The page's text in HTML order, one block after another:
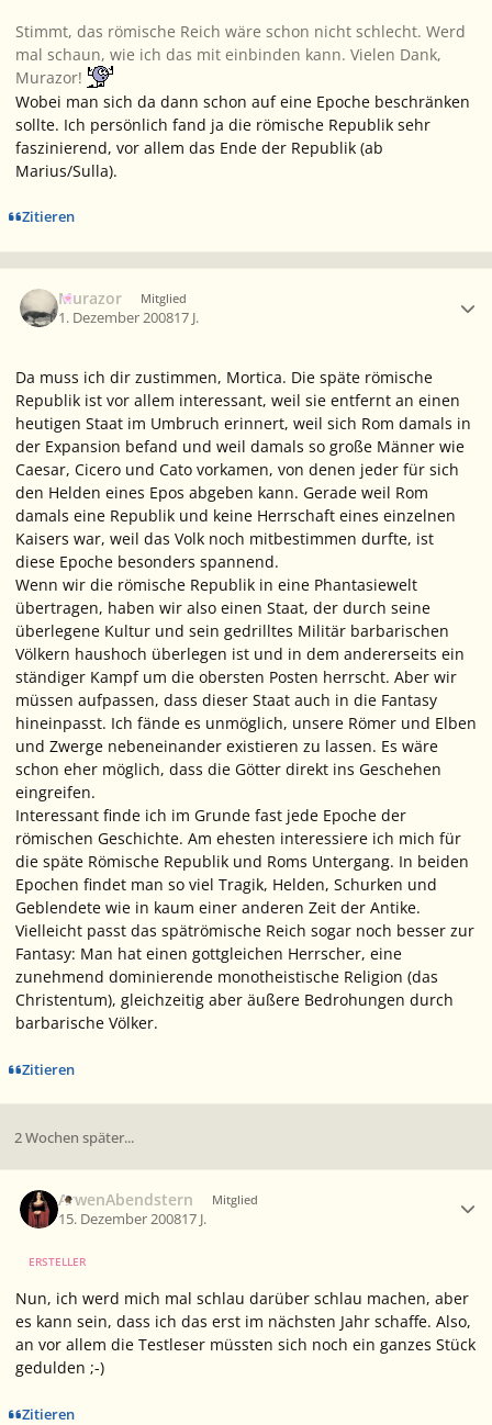
Stimmt, das römische Reich wäre schon nicht schlecht. Werd
mal schaun, wie ich das mit einbinden kann. Vielen Dank,
Murazor!
Wobei man sich da dann schon auf eine Epoche beschränken
sollte. Ich persönlich fand ja die römische Republik sehr
faszinierend, vor allem das Ende der Republik (ab
Marius/Sulla).
Zitieren
Murazor Mitglied
1. Dezember 200817 J.
Da muss ich dir zustimmen, Mortica. Die späte römische
Republik ist vor allem interessant, weil sie entfernt an einen
heutigen Staat im Umbruch erinnert, weil sich Rom damals in
der Expansion befand und weil damals so große Männer wie
Caesar, Cicero und Cato vorkamen, von denen jeder für sich
den Helden eines Epos abgeben kann. Gerade weil Rom
damals eine Republik und keine Herrschaft eines einzelnen
Kaisers war, weil das Volk noch mitbestimmen durfte, ist
diese Epoche besonders spannend.
Wenn wir die römische Republik in eine Phantasiewelt
übertragen, haben wir also einen Staat, der durch seine
überlegene Kultur und sein gedrilltes Militär barbarischen
Völkern haushoch überlegen ist und in dem andererseits ein
ständiger Kampf um die obersten Posten herrscht. Aber wir
müssen aufpassen, dass dieser Staat auch in die Fantasy
hineinpasst. Ich fände es unmöglich, unsere Römer und Elben
und Zwerge nebeneinander existieren zu lassen. Es wäre
schon eher möglich, dass die Götter direkt ins Geschehen
eingreifen.
Interessant finde ich im Grunde fast jede Epoche der
römischen Geschichte. Am ehesten interessiere ich mich für
die späte Römische Republik und Roms Untergang. In beiden
Epochen findet man so viel Tragik, Helden, Schurken und
Geblendete wie in kaum einer anderen Zeit der Antike.
Vielleicht passt das spätrömische Reich sogar noch besser zur
Fantasy: Man hat einen gottgleichen Herrscher, eine
zunehmend dominierende monotheistische Religion (das
Christentum), gleichzeitig aber äußere Bedrohungen durch
barbarische Völker.
Zitieren
2 Wochen später...
ArwenAbendstern Mitglied
15. Dezember 200817 J.
ERSTELLER
Nun, ich werd mich mal schlau darüber schlau machen, aber
es kann sein, dass ich das erst im nächsten Jahr schaffe. Also,
an vor allem die Testleser müssten sich noch ein ganzes Stück
gedulden ;-)
Zitieren